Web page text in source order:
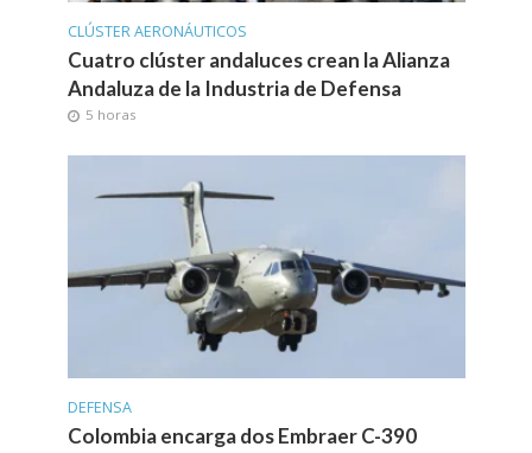
CLÚSTER AERONÁUTICOS
Cuatro clúster andaluces crean la Alianza
Andaluza de la Industria de Defensa
5 horas
DEFENSA
Colombia encarga dos Embraer C-390